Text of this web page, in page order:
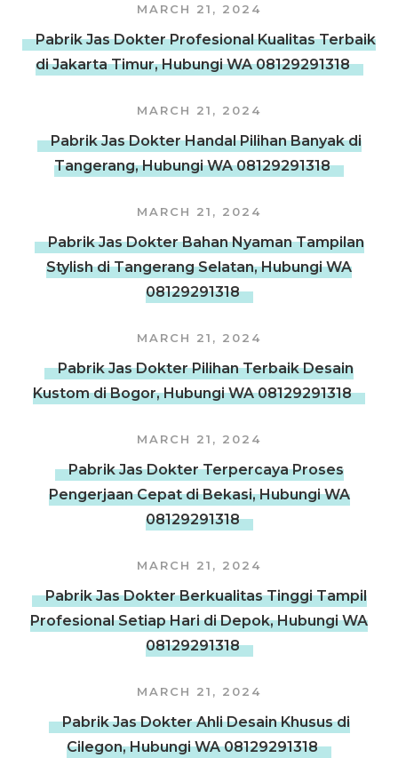
MARCH 21, 2024
Pabrik Jas Dokter Profesional Kualitas Terbaik
di Jakarta Timur, Hubungi WA 08129291318
MARCH 21, 2024
Pabrik Jas Dokter Handal Pilihan Banyak di
Tangerang, Hubungi WA 08129291318
MARCH 21, 2024
Pabrik Jas Dokter Bahan Nyaman Tampilan
Stylish di Tangerang Selatan, Hubungi WA
08129291318
MARCH 21, 2024
Pabrik Jas Dokter Pilihan Terbaik Desain
Kustom di Bogor, Hubungi WA 08129291318
MARCH 21, 2024
Pabrik Jas Dokter Terpercaya Proses
Pengerjaan Cepat di Bekasi, Hubungi WA
08129291318
MARCH 21, 2024
Pabrik Jas Dokter Berkualitas Tinggi Tampil
Profesional Setiap Hari di Depok, Hubungi WA
08129291318
MARCH 21, 2024
Pabrik Jas Dokter Ahli Desain Khusus di
Cilegon, Hubungi WA 08129291318